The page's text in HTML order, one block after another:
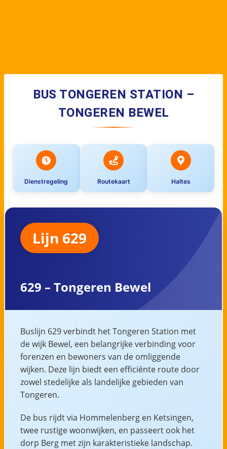
BUS TONGEREN STATION –
TONGEREN BEWEL
Dienstregeling Routekaart Haltes
Lijn 629
629 – Tongeren Bewel
Buslijn 629 verbindt het Tongeren Station met
de wijk Bewel, een belangrijke verbinding voor
forenzen en bewoners van de omliggende
wijken. Deze lijn biedt een efficiënte route door
zowel stedelijke als landelijke gebieden van
Tongeren.
De bus rijdt via Hommelenberg en Ketsingen,
twee rustige woonwijken, en passeert ook het
dorp Berg met zijn karakteristieke landschap.